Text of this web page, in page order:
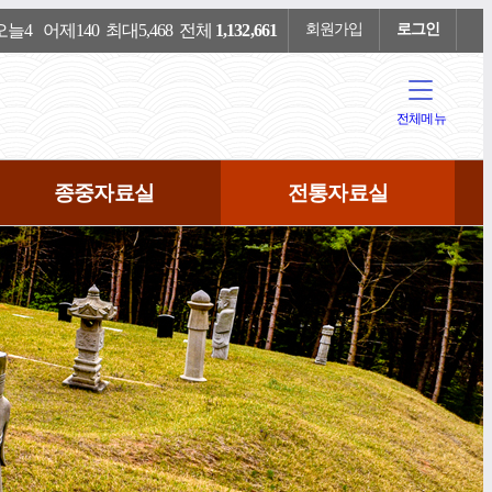
4 어제140 최대5,468 전체 1,132,661 회원가입 로그인
전체메뉴
종중자료실 전통자료실